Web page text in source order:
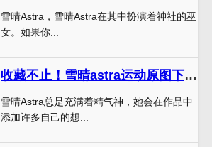
雪晴Astra，雪晴Astra在其中扮演着神社的巫
女。如果你...
收藏不止！雪晴astra运动原图下载，多彩表情全都有
雪晴Astra总是充满着精气神，她会在作品中
添加许多自己的想...